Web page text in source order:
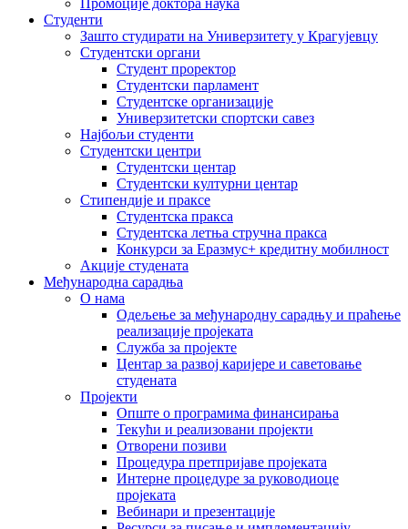
Промоције доктора наука
Студенти
Зашто студирати на Универзитету у Крагујевцу
Студентски органи
Студент проректор
Студентски парламент
Студентске организације
Универзитетски спортски савез
Најбољи студенти
Студентски центри
Студентски центар
Студентски културни центар
Стипендије и праксе
Студентска пракса
Студентска летња стручна пракса
Конкурси за Еразмус+ кредитну мобилност
Акције студената
Међународна сарадња
О нама
Одељење за међународну сарадњу и праћење
реализације пројеката
Служба за пројекте
Центар за развој каријере и саветовање
студената
Пројекти
Опште о програмима финансирања
Текући и реализовани пројекти
Отворени позиви
Процедура претпријаве пројеката
Интерне процедуре за руководиоце
пројеката
Вебинари и презентације